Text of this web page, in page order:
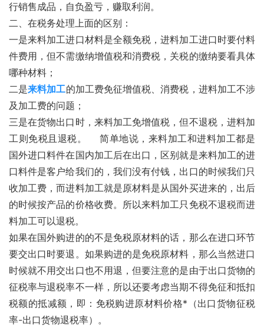
行销售成品，自负盈亏，赚取利润。
二、在税务处理上面的区别：
一是来料加工进口材料是全额免税，进料加工进口时要付料
件费用，但不需缴纳增值税和消费税，关税的缴纳要看具体
哪种材料；
二是来料加工的加工费免征增值税、消费税，进料加工不涉
及加工费的问题；
三是在货物出口时，来料加工免增值税，但不退税，进料加
工则免税且退税。    简单地说，来料加工和进料加工都是
国外进口料件在国内加工后在出口，区别就是来料加工的进
口料件是客户给我们的，我们没有付钱，出口的时候我们只
收加工费，而进料加工就是原材料是从国外买进来的，出后
的时候按产品的价格收费。所以来料加工只免税不退税而进
料加工可以退税。
如果在国外购进的的不是免税原材料的话，那么在进口环节
要交出口时要退。如果购进的是免税原材料，那么当然进口
时候就不用交出口也不用退，但要注意的是由于出口货物的
征税率与退税率不一样，所以还要考虑当期不得免征和抵扣
税额的抵减额，即：免税购进原材料价格*（出口货物征税
率-出口货物退税率）。